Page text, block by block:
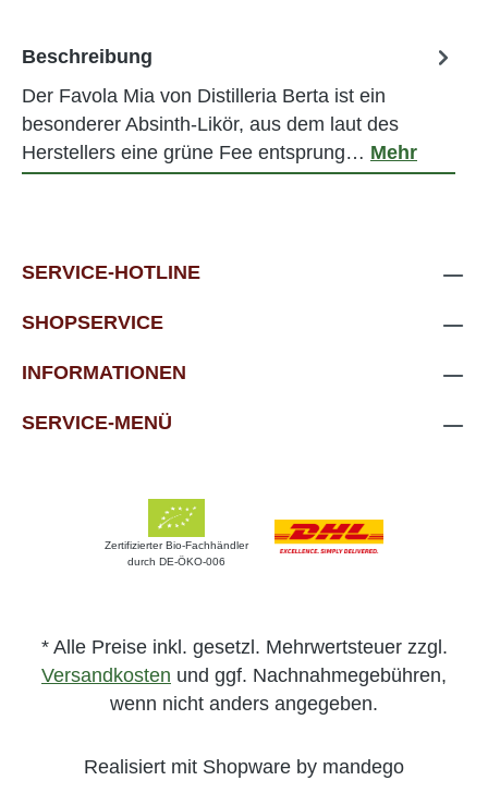
Beschreibung
Der Favola Mia von Distilleria Berta ist ein
besonderer Absinth-Likör, aus dem laut des
Herstellers eine grüne Fee entsprung… Mehr
SERVICE-HOTLINE
SHOPSERVICE
INFORMATIONEN
SERVICE-MENÜ
Zertifizierter Bio-Fachhändler
durch DE-ÖKO-006
* Alle Preise inkl. gesetzl. Mehrwertsteuer zzgl.
Versandkosten und ggf. Nachnahmegebühren,
wenn nicht anders angegeben.
Realisiert mit Shopware by mandego